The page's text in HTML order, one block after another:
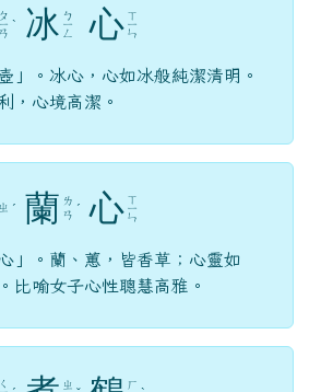
ㄆ
ㄧ
ㄢ
ˋ 冰 ㄅ
ㄧ
ㄥ 心 ㄒ
ㄧ
ㄣ
」。冰心，心如冰般純潔清明。
，心境高潔。
ㄓ ˊ 蘭 ㄌ
ㄢ ˊ 心 ㄒ
ㄧ
ㄣ
」。蘭、蕙，皆香草；心靈如
比喻女子心性聰慧高雅。
ㄑ
ㄓ
ㄏ